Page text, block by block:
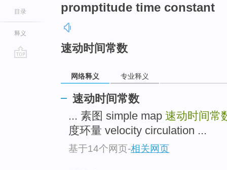
目录
释义
promptitude time constant
速动时间常数
网络释义 专业释义
速动时间常数
... 素图 simple map 速动时间常
度环量 velocity circulation ...
基于14个网页-相关网页